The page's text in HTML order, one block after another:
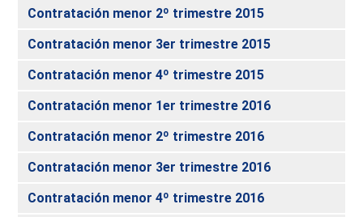
Contratación menor 2º trimestre 2015
Contratación menor 3er trimestre 2015
Contratación menor 4º trimestre 2015
Contratación menor 1er trimestre 2016
Contratación menor 2º trimestre 2016
Contratación menor 3er trimestre 2016
Contratación menor 4º trimestre 2016